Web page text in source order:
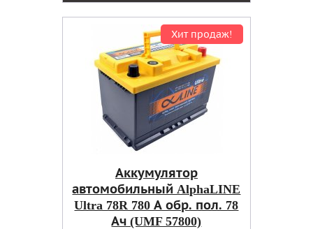
Хит продаж!
Аккумулятор
автомобильный AlphaLINE
Ultra 78R 780 А обр. пол. 78
Ач (UMF 57800)